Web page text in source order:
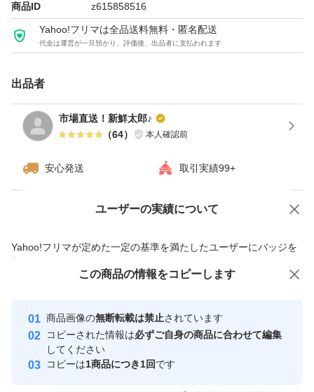
商品ID z615858516
Yahoo!フリマは全品送料無料・匿名配送
代金は運営が一旦預かり、評価後、出品者に支払われます
出品者
市場直送！新鮮太郎♪
（64） 本人確認前
安心発送 取引実績99+
ユーザーの実績について
Yahoo!フリマが定めた一定の基準を満たしたユーザーにバッジを
付与しています
安心取引出品者
心・安全なユーザーです
取引実績
引を完了させた実績があります
価格の相談 商品への質問
この商品の情報をコピーします
商品画像の無断転載は禁止されています
コピーされた情報は必ずご自身の商品に合わせて編集
してください
コピーは1商品につき1回です
この商品をみている人にオススメ